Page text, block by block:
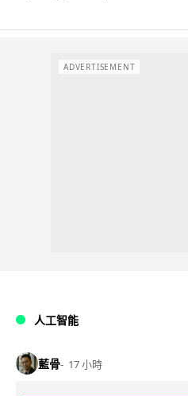
ADVERTISEMENT
人工智能
藍骨 17 小時